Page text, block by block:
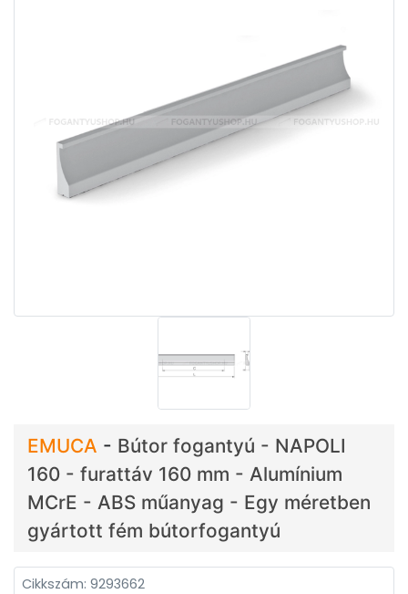
EMUCA - Bútor fogantyú - NAPOLI
160 - furattáv 160 mm - Alumínium
MCrE - ABS műanyag - Egy méretben
gyártott fém bútorfogantyú
Cikkszám: 9293662